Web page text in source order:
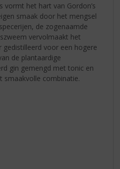
vormt het hart van Gordon’s
smaak door het mengsel
de zogenaamde
vervolmaakt het
gedistilleerd voor een hogere
de plantaardige
gin gemengd met tonic en
smaakvolle combinatie.